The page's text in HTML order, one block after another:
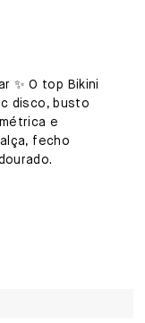
✨ O top Bikini
disco, busto
e
fecho